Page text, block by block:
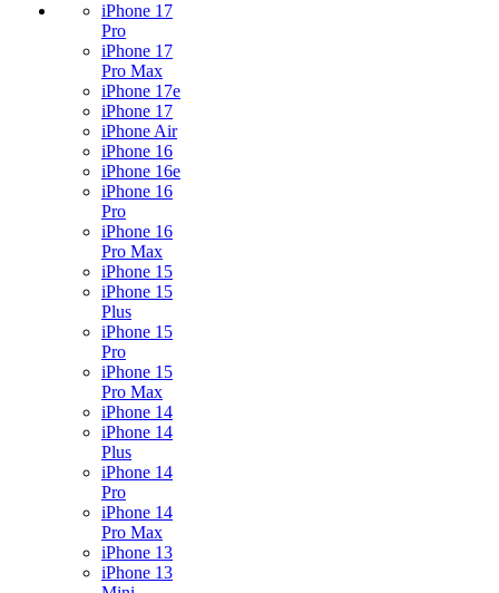
iPhone 17
Pro
iPhone 17
Pro Max
iPhone 17e
iPhone 17
iPhone Air
iPhone 16
iPhone 16e
iPhone 16
Pro
iPhone 16
Pro Max
iPhone 15
iPhone 15
Plus
iPhone 15
Pro
iPhone 15
Pro Max
iPhone 14
iPhone 14
Plus
iPhone 14
Pro
iPhone 14
Pro Max
iPhone 13
iPhone 13